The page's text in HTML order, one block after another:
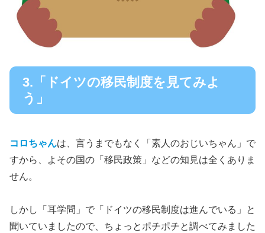
3.「ドイツの移民制度を見てみよ
う」
コロちゃんは、言うまでもなく「素人のおじいちゃん」で
すから、よその国の「移民政策」などの知見は全くありま
せん。
しかし「耳学問」で「ドイツの移民制度は進んでいる」と
聞いていましたので、ちょっとポチポチと調べてみました